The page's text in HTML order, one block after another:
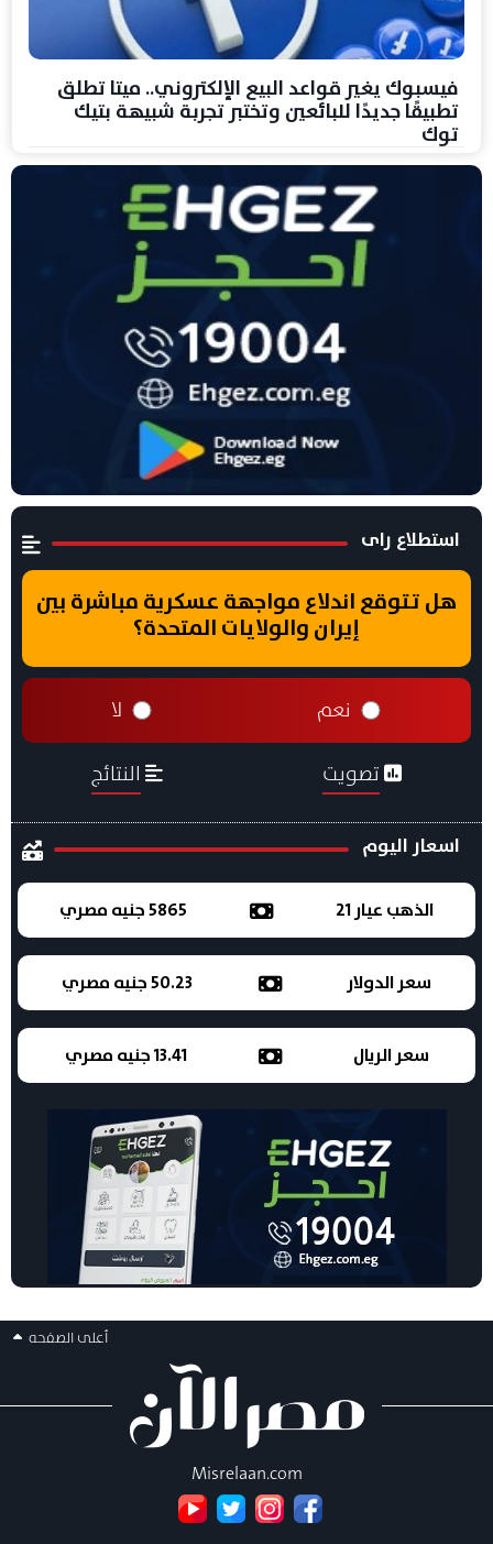
فيسبوك يغير قواعد البيع الإلكتروني.. ميتا تطلق
تطبيقًا جديدًا للبائعين وتختبر تجربة شبيهة بتيك
توك
استطلاع راى
هل تتوقع اندلاع مواجهة عسكرية مباشرة بين
إيران والولايات المتحدة؟
نعم لا
تصويت النتائج
اسعار اليوم
الذهب عيار 21 5865 جنيه مصري
سعر الدولار 50.23 جنيه مصري
سعر الريال 13.41 جنيه مصري
أعلى الصفحه
Misrelaan.com